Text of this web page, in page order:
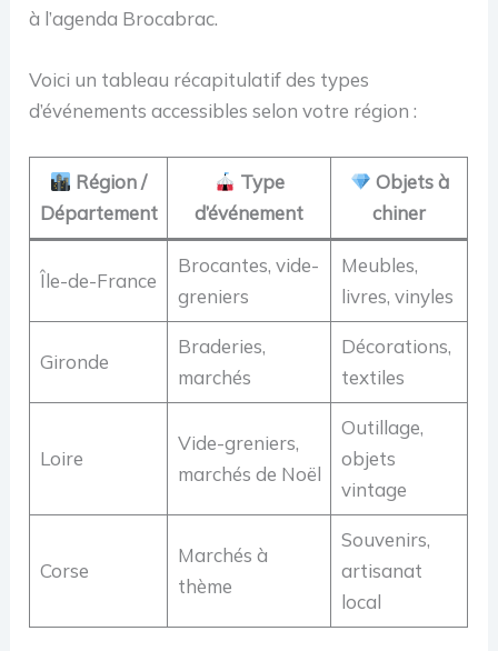
à l’agenda Brocabrac.
Voici un tableau récapitulatif des types
d’événements accessibles selon votre région :
Région /
Département
Type
d’événement
Objets à
chiner
Île-de-France
Brocantes, vide-
greniers
Meubles,
livres, vinyles
Gironde
Braderies,
marchés
Décorations,
textiles
Loire
Vide-greniers,
marchés de Noël
Outillage,
objets
vintage
Corse
Marchés à
thème
Souvenirs,
artisanat
local